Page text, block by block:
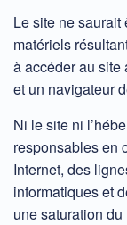
Le site ne
matériels
à accéder au site
et un navigateur
Ni le site ni
responsables en
Internet, des
informatiques et
une saturation du